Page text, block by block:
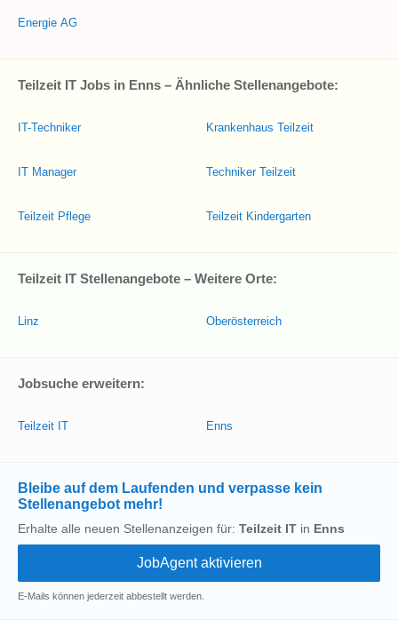
Energie AG
Teilzeit IT Jobs in Enns – Ähnliche Stellenangebote:
IT-Techniker
IT Manager
Teilzeit Pflege
Krankenhaus Teilzeit
Techniker Teilzeit
Teilzeit Kindergarten
Teilzeit IT Stellenangebote – Weitere Orte:
Linz Oberösterreich
Jobsuche erweitern:
Teilzeit IT Enns
Bleibe auf dem Laufenden und verpasse kein
Stellenangebot mehr!
Erhalte alle neuen Stellenanzeigen für: Teilzeit IT in Enns
E-Mails können jederzeit abbestellt werden.